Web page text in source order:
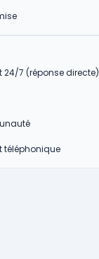
24/7 (réponse directe)
téléphonique